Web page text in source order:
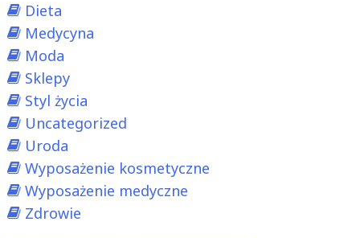
Dieta
Medycyna
Moda
Sklepy
Styl życia
Uncategorized
Uroda
Wyposażenie kosmetyczne
Wyposażenie medyczne
Zdrowie